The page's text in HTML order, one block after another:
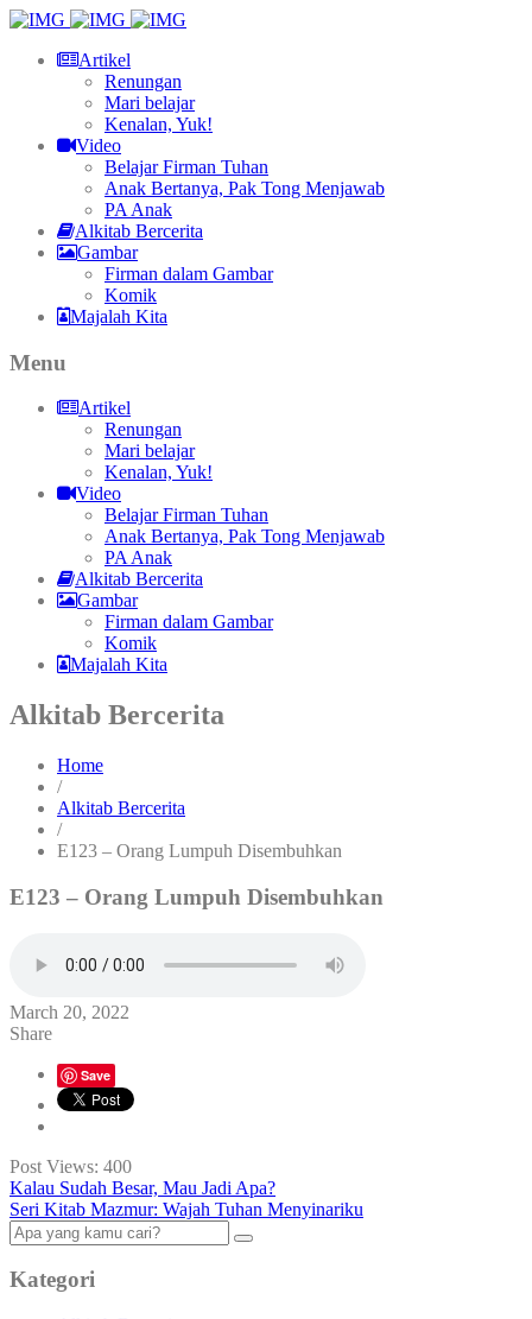
Artikel
Renungan
Mari belajar
Kenalan, Yuk!
Video
Belajar Firman Tuhan
Anak Bertanya, Pak Tong Menjawab
PA Anak
Alkitab Bercerita
Gambar
Firman dalam Gambar
Komik
Majalah Kita
Menu
Artikel
Renungan
Mari belajar
Kenalan, Yuk!
Video
Belajar Firman Tuhan
Anak Bertanya, Pak Tong Menjawab
PA Anak
Alkitab Bercerita
Gambar
Firman dalam Gambar
Komik
Majalah Kita
Alkitab Bercerita
Home
/
Alkitab Bercerita
/
E123 – Orang Lumpuh Disembuhkan
E123 – Orang Lumpuh Disembuhkan
March 20, 2022
Share
Save
Post Views: 400
Kalau Sudah Besar, Mau Jadi Apa?
Seri Kitab Mazmur: Wajah Tuhan Menyinariku
Kategori